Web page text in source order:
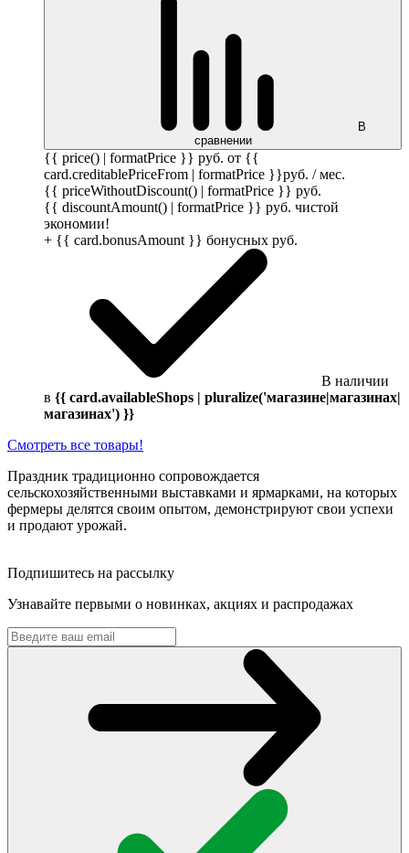
В
сравнении
{{ price() | formatPrice }} руб. от {{
card.creditablePriceFrom | formatPrice }}руб. / мес.
{{ priceWithoutDiscount() | formatPrice }} руб.
{{ discountAmount() | formatPrice }} руб. чистой
экономии!
+ {{ card.bonusAmount }} бонусных руб.
В наличии
в {{ card.availableShops | pluralize('магазине|магазинах|
магазинах') }}
Смотреть все товары!
Праздник традиционно сопровождается
сельскохозяйственными выставками и ярмарками, на которых
фермеры делятся своим опытом, демонстрируют свои успехи
и продают урожай.
Подпишитесь на рассылку
Узнавайте первыми о новинках, акциях и распродажах